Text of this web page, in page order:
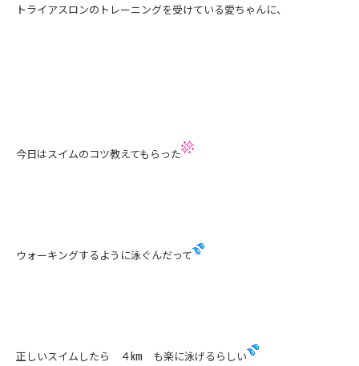
トライアスロンのトレーニングを受けている愛ちゃんに、
今日はスイムのコツ教えてもらった
ウォーキングするように泳ぐんだって
正しいスイムしたら ４km も楽に泳げるらしい